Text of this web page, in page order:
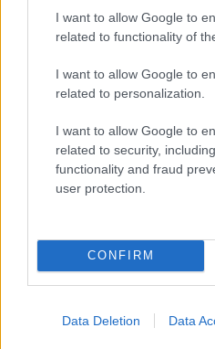
I want to allow Google to
related to functionality of
I want to allow Google to
related to personalization.
I want to allow Google to
related to security,
functionality and fraud
user protection.
CONFIRM
Data Deletion Data
Las
única
Los jugadores más caros en
similar al del Comunio LaLiga,
multiplican x2 a partir de